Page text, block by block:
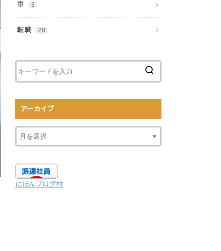
車 3
転職 28
アーカイブ
にほんブログ村